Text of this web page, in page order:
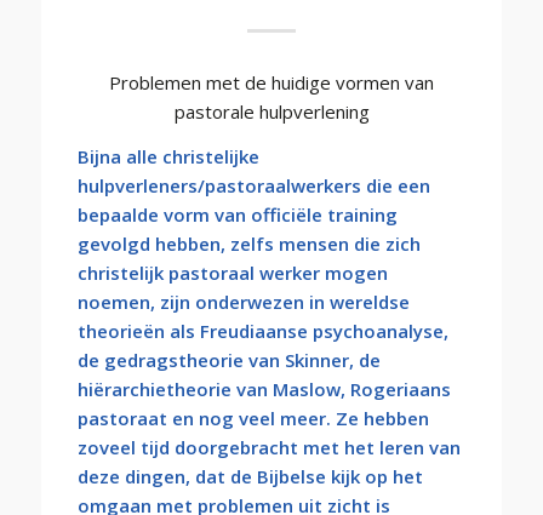
Problemen met de huidige vormen van
pastorale hulpverlening
Bijna alle christelijke
hulpverleners/pastoraalwerkers die een
bepaalde vorm van officiële training
gevolgd hebben, zelfs mensen die zich
christelijk pastoraal werker mogen
noemen, zijn onderwezen in wereldse
theorieën als Freudiaanse psychoanalyse,
de gedragstheorie van Skinner, de
hiërarchietheorie van Maslow, Rogeriaans
pastoraat en nog veel meer. Ze hebben
zoveel tijd doorgebracht met het leren van
deze dingen, dat de Bijbelse kijk op het
omgaan met problemen uit zicht is